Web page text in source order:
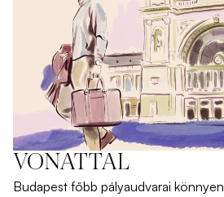
VONATTAL
Budapest főbb pályaudvarai könnyen